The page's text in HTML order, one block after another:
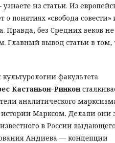
из статьи. Из
о понятиях «свобода совести»
Правда, без Средних веков не
Главный вывод статьи в том,
факультета
Кастаньон-Ринкон
аналитического
Марксом. Делали они
в России
Андиева — концепции